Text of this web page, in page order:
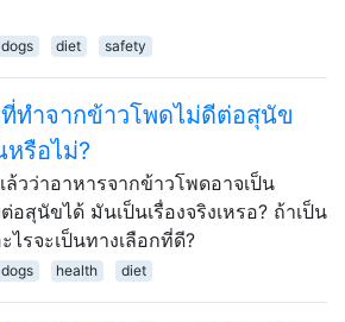
dogs diet safety
ทำจากข้าวโพดไม่ดีต่อสุนัข
รือไม่?
วว่าอาหารจากข้าวโพดอาจเป็น
อสุนัขได้ มันเป็นเรื่องจริงเหรอ? ถ้าเป็น
ไรจะเป็นทางเลือกที่ดี?
dogs health diet